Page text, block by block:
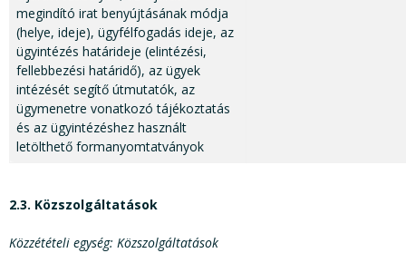
megindító irat benyújtásának módja
(helye, ideje), ügyfélfogadás ideje, az
ügyintézés határideje (elintézési,
fellebbezési határidő), az ügyek
intézését segítő útmutatók, az
ügymenetre vonatkozó tájékoztatás
és az ügyintézéshez használt
letölthető formanyomtatványok
2.3. Közszolgáltatások
Közzétételi egység: Közszolgáltatások